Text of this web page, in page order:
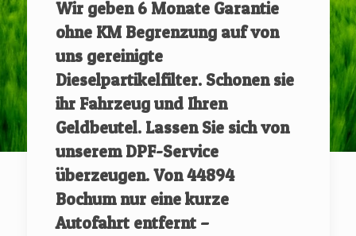
Wir geben 6 Monate Garantie
ohne KM Begrenzung auf von
uns gereinigte
Dieselpartikelfilter. Schonen sie
ihr Fahrzeug und Ihren
Geldbeutel. Lassen Sie sich von
unserem DPF-Service
überzeugen. Von44894
Bochum nur eine kurze
Autofahrt entfernt –